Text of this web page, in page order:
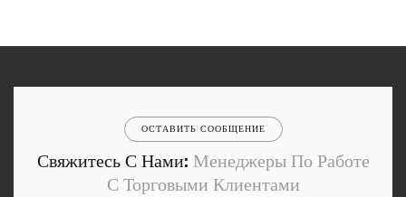
ОСТАВИТЬ СООБЩЕНИЕ
Свяжитесь С Нами: Менеджеры По Работе
С Торговыми Клиентами